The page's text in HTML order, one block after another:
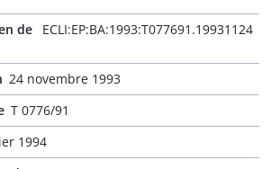
de
ECLI:EP:BA:1993:T077691.19931124
24 novembre 1993
T 0776/91
1994